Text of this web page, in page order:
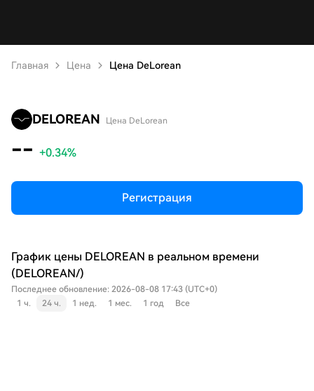
Главная Цена Цена DeLorean
DELOREAN Цена DeLorean
-- +0.34%
Регистрация
График цены DELOREAN в реальном времени
(DELOREAN/)
Последнее обновление: 2026-08-08 17:43 (UTC+0)
1 ч.
24 ч. 1 нед. 1 мес. 1 год Все